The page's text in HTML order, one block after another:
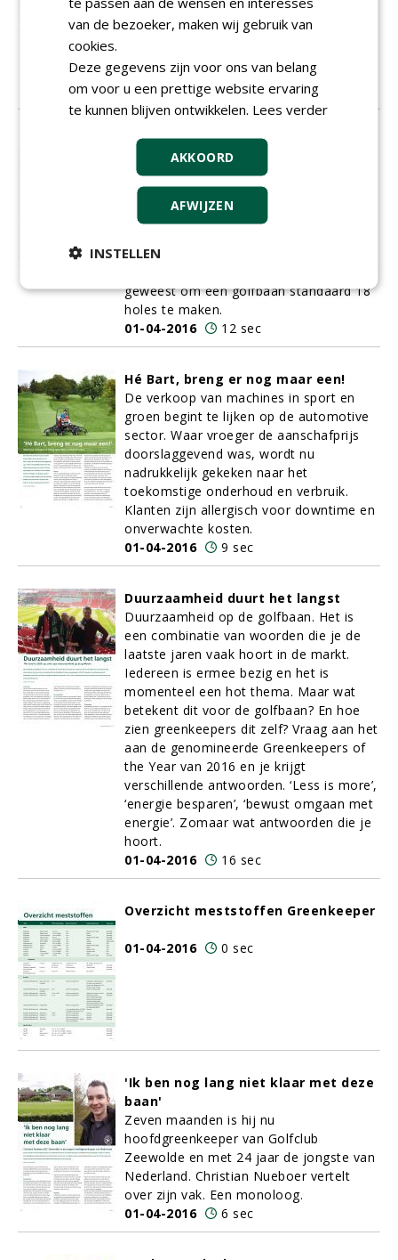
bordercollie en herdershond leidt hij
bijna driehonderd schapen over de baan,
ook om biodiversiteit aan te brengen.
01-04-2016
11 sec
Als het aan deze grootheden ligt, is
de Green Deal een piece of cake
Thomas Mitchell Morris (St Andrews,
Schotland, 1821 - aldaar 1908) is een
beroemde Schotse golfer in de 19de
golfbaanarchitect, en de eerste die
geweest om een golfbaan standaard 18
holes te maken.
01-04-2016
12 sec
Hé Bart, breng er nog maar een!
De verkoop van machines in sport en
groen begint te lijken op de automotive
sector. Waar vroeger de aanschafprijs
doorslaggevend was, wordt nu
nadrukkelijk gekeken naar het
toekomstige onderhoud en verbruik.
Klanten zijn allergisch voor downtime en
onverwachte kosten.
01-04-2016
9 sec
Duurzaamheid duurt het langst
Duurzaamheid op de golfbaan. Het is
een combinatie van woorden die je de
laatste jaren vaak hoort in de markt.
Iedereen is ermee bezig en het is
momenteel een hot thema. Maar wat
betekent dit voor de golfbaan? En hoe
zien greenkeepers dit zelf? Vraag aan het
aan de genomineerde Greenkeepers of
the Year van 2016 en je krijgt
verschillende antwoorden. ‘Less is more’,
‘energie besparen’, ‘bewust omgaan met
energie’. Zomaar wat antwoorden die je
hoort.
01-04-2016
16 sec
Overzicht meststoffen Greenkeeper
01-04-2016 0 sec
'Ik ben nog lang niet klaar met deze
baan'
Zeven maanden is hij nu
hoofdgreenkeeper van Golfclub
Zeewolde en met 24 jaar de jongste van
Nederland. Christian Nueboer vertelt
over zijn vak. Een monoloog.
01-04-2016
6 sec
van de bezoeker, maken wij gebruik van
cookies.
Deze gegevens zijn voor ons van belang
om voor u een prettige website ervaring
te kunnen blijven ontwikkelen. Lees verder
AKKOORD
AFWIJZEN
INSTELLEN